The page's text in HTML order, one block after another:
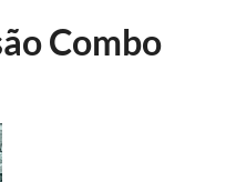
Combo